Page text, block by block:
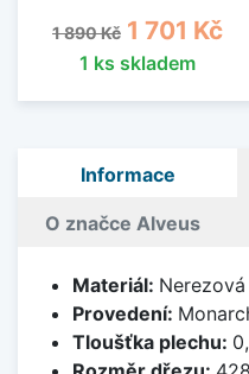
Běžná cena
1 890 Kč Cena
1 701 Kč
1 ks skladem
Informace
O značce Alveus
Materiál:
Provedení:
Tloušťka plechu: